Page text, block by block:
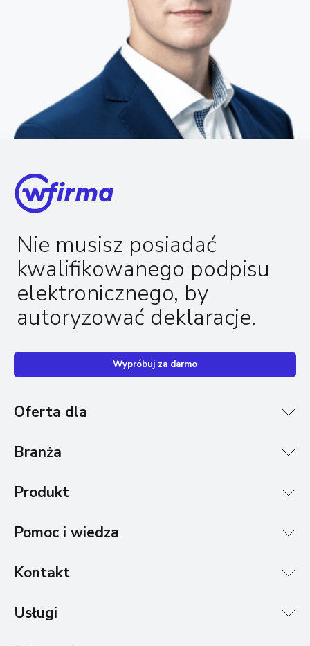
Nie musisz posiadać
kwalifikowanego podpisu
elektronicznego, by
autoryzować deklaracje.
Wypróbuj za darmo
Oferta dla
Branża
Produkt
Pomoc i wiedza
Kontakt
Usługi